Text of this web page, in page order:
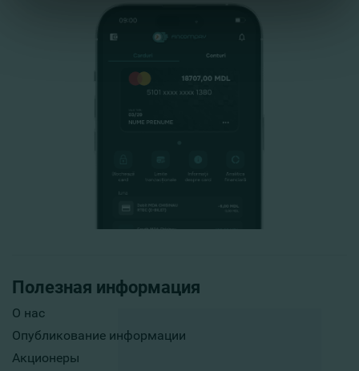
Полезная информация
О нас
Опубликование информации
Акционеры